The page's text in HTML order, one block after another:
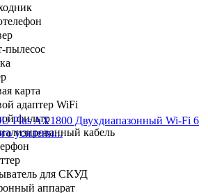
пылесос
карта
адаптер WiFi
фильтр
кабель
для СКУД
аппарат
Plus AX1800 Двухдиапазонный Wi-Fi 6
усилени...